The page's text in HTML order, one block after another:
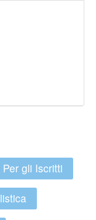
Per gli Iscritti